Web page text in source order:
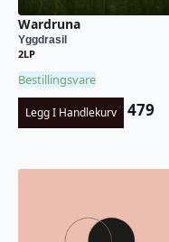
Wardruna
Yggdrasil
2LP
Bestillingsvare
Legg I Handlekurv 479